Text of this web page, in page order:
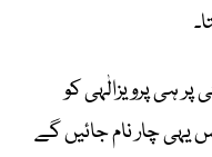
پر ہی پرویزالٰہی کو
چار نام جائیں گے